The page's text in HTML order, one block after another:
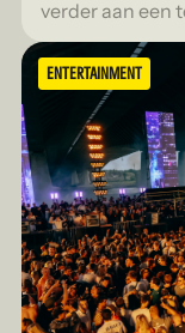
verder aan een
ENTERTAINMENT